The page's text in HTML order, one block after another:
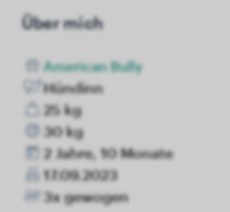
Über mich
American Bully
Hündinn
25 kg
30 kg
2 Jahre, 10 Monate
17.09.2023
3x gewogen